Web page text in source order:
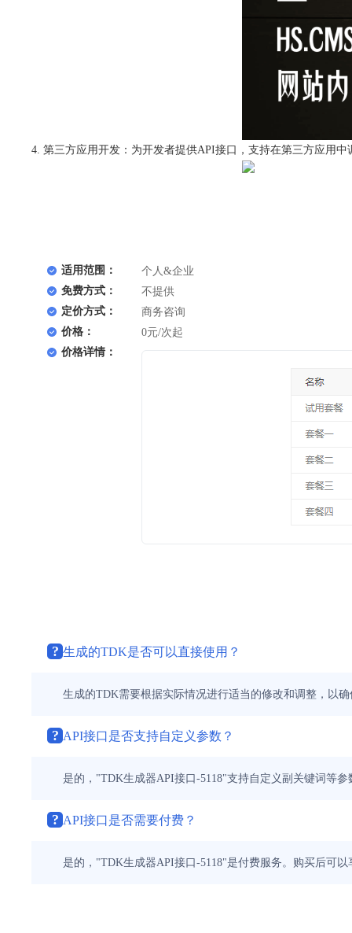
第三方应用开发：为开发者提供API接口，支持在第三方应用中
适用范围：
个人&企业
免费方式：
不提供
定价方式：
商务咨询
价格：
0元/次起
价格详情：
? 生成的TDK是否可以直接使用？
生成的TDK需要根据实际情况进行适当的修改和调整，以
? API接口是否支持自定义参数？
是的，"TDK生成器API接口-5118"支持自定义副关键词等
? API接口是否需要付费？
是的，"TDK生成器API接口-5118"是付费服务。购买后可